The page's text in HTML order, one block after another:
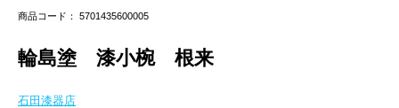
商品コード： 5701435600005
輪島塗 漆小椀 根来
石田漆器店